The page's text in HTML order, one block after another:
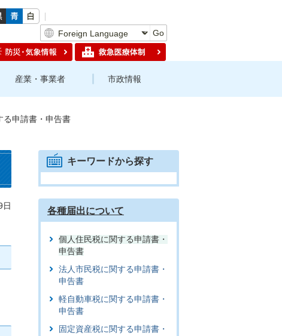
Go
産業・事業者 市政情報
る申請書・申告書
日
キーワードから探す
各種届出について
個人住民税に関する申請書・
申告書
法人市民税に関する申請書・
申告書
軽自動車税に関する申請書・
申告書
固定資産税に関する申請書・